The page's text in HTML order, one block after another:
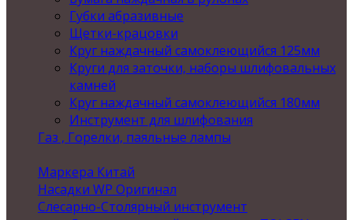
Губки абразивные
Щетки-крацовки
Круг наждачный самоклеющийся 125мм
Круги для заточки, наборы шлифовальных
камней
Круг наждачный самоклеющийся 180мм
Инструмент для шлифования
Газ , Горелки, паяльные лампы
Маркера Китай
Насадки WP Оригинал
Слесарно-Столярный инструмент